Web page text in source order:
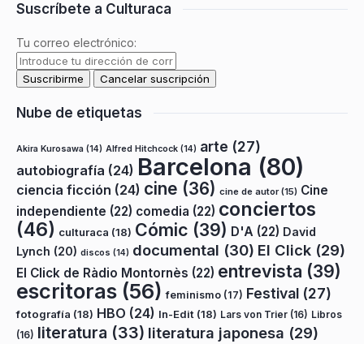
Suscríbete a Culturaca
Tu correo electrónico:
Nube de etiquetas
Akira Kurosawa (14) Alfred Hitchcock (14) arte (27)
autobiografía (24) Barcelona (80)
ciencia ficción (24) cine (36) cine de autor(15) Cine
independiente (22) comedia (22) conciertos
(46) culturaca (18) Cómic (39) D'A (22) David
Lynch (20) discos (14) documental (30) El Click (29)
El Click de Ràdio Montornès (22) entrevista (39)
escritoras (56) feminismo (17) Festival (27)
fotografía (18) HBO (24) In-Edit (18) Lars von Trier (16) Libros
(16) literatura (33) literatura japonesa (29)